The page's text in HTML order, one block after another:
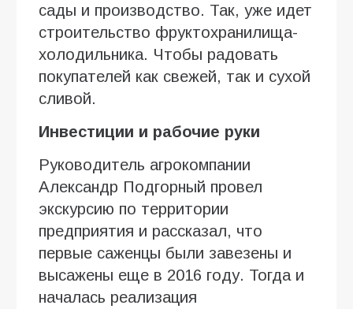
сады и производство. Так, уже идет
строительство фруктохранилища-
холодильника. Чтобы радовать
покупателей как свежей, так и сухой
сливой.
Инвестиции и рабочие руки
Руководитель агрокомпании
Александр Подгорный провел
экскурсию по территории
предприятия и рассказал, что
первые саженцы были завезены и
высажены еще в 2016 году. Тогда и
началась реализация